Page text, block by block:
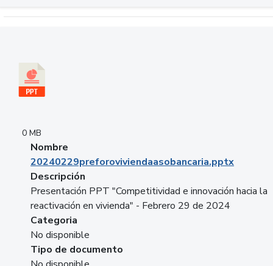
0 MB
Nombre
20240229preforoviviendaasobancaria.pptx
Descripción
Presentación PPT "Competitividad e innovación hacia la
reactivación en vivienda" - Febrero 29 de 2024
Categoria
No disponible
Tipo de documento